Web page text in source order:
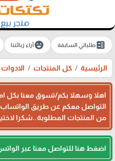
ballotطلباتي السابقة emoji_emotionsآراء زبائننا
الرئيسية كل المنتجات
اهلا وسهلا بكم/تسوق معنا بكل
التواصل معكم عن طريق الواتساب
من المنتجات المطلوبة..شكرا
اضغط هنا للتواصل معنا عبر